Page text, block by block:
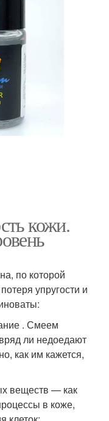
кожи.
по которой
упругости и
. Смеем
ли недоедают
как им кажется,
веществ — как
в коже,